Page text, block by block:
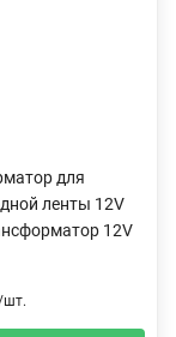
для
ленты 12V
12V
шт.